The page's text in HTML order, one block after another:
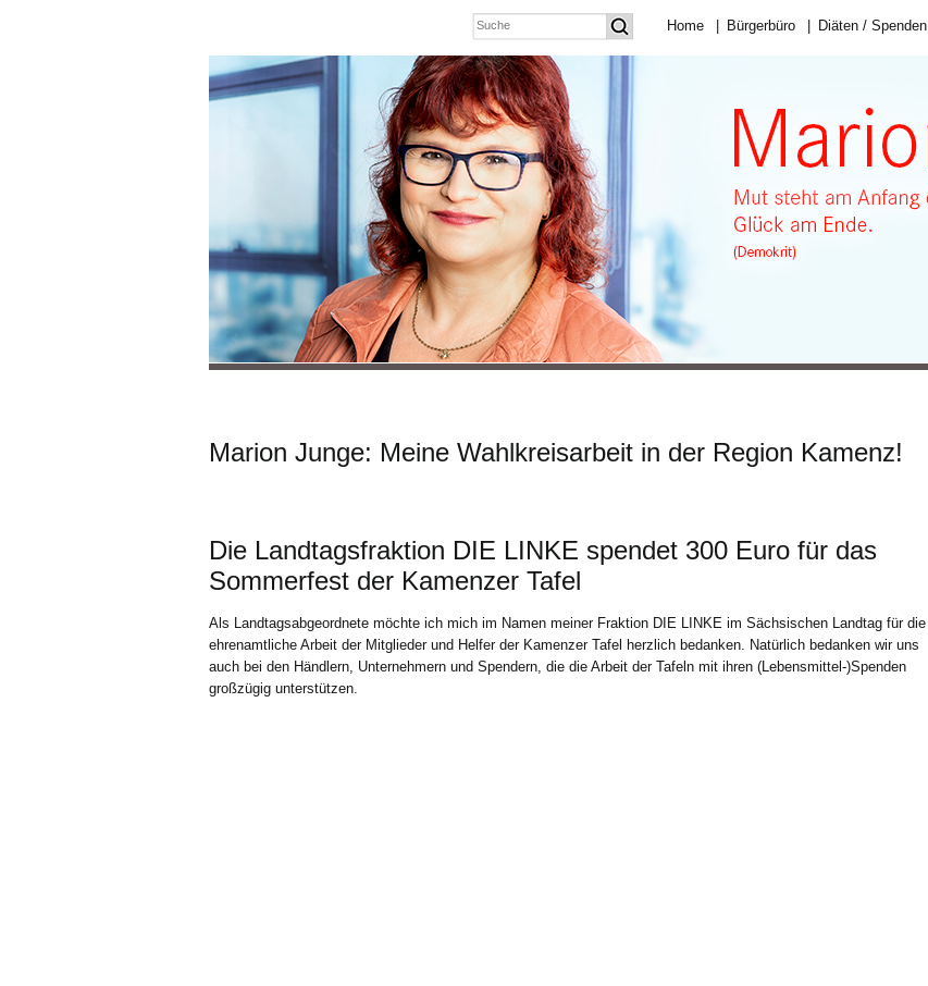
Home Bürgerbüro Diäten / Spenden
Marion Junge: Meine Wahlkreisarbeit in der Region Kamenz!
Die Landtagsfraktion DIE LINKE spendet 300 Euro für das
Sommerfest der Kamenzer Tafel
Als Landtagsabgeordnete möchte ich mich im Namen meiner Fraktion DIE LINKE im Sächsischen Landtag für die
ehrenamtliche Arbeit der Mitglieder und Helfer der Kamenzer Tafel herzlich bedanken. Natürlich bedanken wir uns
auch bei den Händlern, Unternehmern und Spendern, die die Arbeit der Tafeln mit ihren (Lebensmittel-)Spenden
großzügig unterstützen.